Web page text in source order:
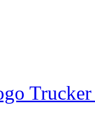
Trucker